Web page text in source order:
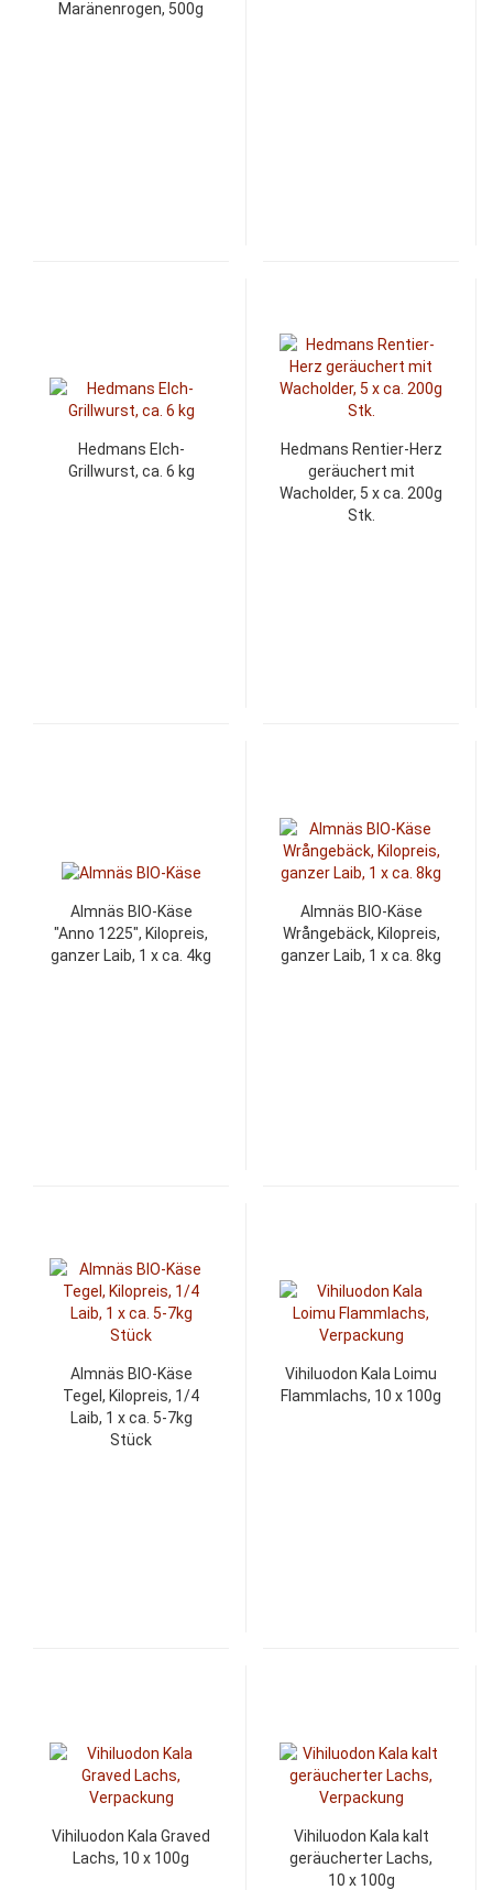
Maränenrogen, 500g
Hedmans Elch-
Grillwurst, ca. 6 kg
Hedmans Rentier-Herz
geräuchert mit
Wacholder, 5 x ca. 200g
Stk.
Almnäs BIO-Käse
"Anno 1225", Kilopreis,
ganzer Laib, 1 x ca. 4kg
Almnäs BIO-Käse
Wrångebäck, Kilopreis,
ganzer Laib, 1 x ca. 8kg
Almnäs BIO-Käse
Tegel, Kilopreis, 1/4
Laib, 1 x ca. 5-7kg
Stück
Vihiluodon Kala Loimu
Flammlachs, 10 x 100g
Vihiluodon Kala Graved
Lachs, 10 x 100g
Vihiluodon Kala kalt
geräucherter Lachs,
10 x 100g